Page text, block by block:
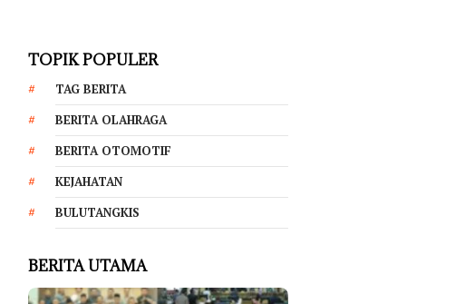
TOPIK POPULER
TAG BERITA
BERITA OLAHRAGA
BERITA OTOMOTIF
KEJAHATAN
BULUTANGKIS
BERITA UTAMA